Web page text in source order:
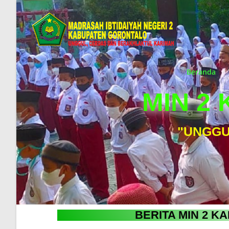
Beranda
MIN 2
BERITA MIN 2